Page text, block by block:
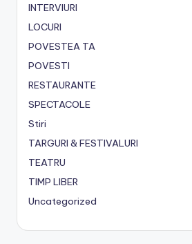
INTERVIURI
LOCURI
POVESTEA TA
POVESTI
RESTAURANTE
SPECTACOLE
Stiri
TARGURI & FESTIVALURI
TEATRU
TIMP LIBER
Uncategorized